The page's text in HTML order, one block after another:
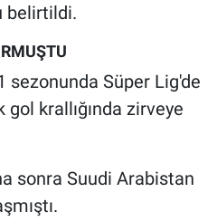
belirtildi.
sezonunda Süper Lig'de
krallığında zirveye
sonra Suudi Arabistan